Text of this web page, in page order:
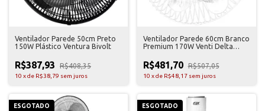
Ventilador Parede 50cm Preto
150W Plástico Ventura Bivolt
R$387,93 R$408,35
10 xde R$38,79 sem juros
Ventilador Parede 60cm Branco
Premium 170W Venti Delta
R$481,70 R$507,05
10 xde R$48,17 sem juros
ESGOTADO ESGOTADO